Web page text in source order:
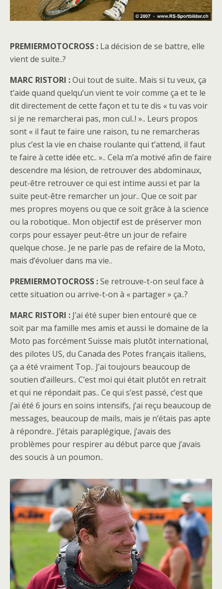
PREMIERMOTOCROSS : La décision de se battre, elle
vient de suite..?
MARC RISTORI :Oui tout de suite.. Mais si tu veux, ça
t’aide quand quelqu’un vient te voir comme ça et te le
dit directement de cette façon et tu te dis « tu vas voir
si je ne remarcherai pas, mon cul..! ».. Leurs propos
sont « il faut te faire une raison, tu ne remarcheras
plus c’est la vie en chaise roulante qui t’attend, il faut
te faire à cette idée etc.. ».. Cela m’a motivé afin de faire
descendre ma lésion, de retrouver des abdominaux,
peut-être retrouver ce qui est intime aussi et par la
suite peut-être remarcher un jour.. Que ce soit par
mes propres moyens ou que ce soit grâce à la science
ou la robotique.. Mon objectif est de préserver mon
corps pour essayer peut-être un jour de refaire
quelque chose.. Je ne parle pas de refaire de la Moto,
mais d’évoluer dans ma vie..
PREMIERMOTOCROSS :Se retrouve-t-on seul face à
cette situation ou arrive-t-on à « partager » ça..?
MARC RISTORI : J’ai été super bien entouré que ce
soit par ma famille mes amis et aussi le domaine de la
Moto pas forcément Suisse mais plutôt international,
des pilotes US, du Canada des Potes français italiens,
ça a été vraiment Top.. J’ai toujours beaucoup de
soutien d’ailleurs.. C’est moi qui était plutôt en retrait
et qui ne répondait pas.. Ce qui s’est passé, c’est que
j’ai été 6 jours en soins intensifs, j’ai reçu beaucoup de
messages, beaucoup de mails, mais je n’étais pas apte
à répondre.. J’étais paraplégique, j’avais des
problèmes pour respirer au début parce que j’avais
des soucis à un poumon..